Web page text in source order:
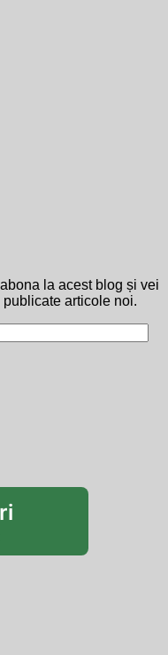
la acest blog și vei
articole noi.